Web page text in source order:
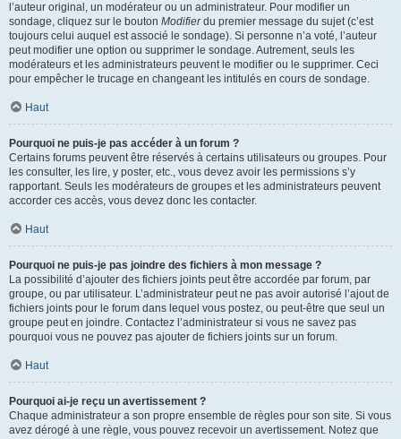
l’auteur original, un modérateur ou un administrateur. Pour modifier un
sondage, cliquez sur le bouton Modifierdu premier message du sujet (c’est
toujours celui auquel est associé le sondage). Si personne n’a voté, l’auteur
peut modifier une option ou supprimer le sondage. Autrement, seuls les
modérateurs et les administrateurs peuvent le modifier ou le supprimer. Ceci
pour empêcher le trucage en changeant les intitulés en cours de sondage.
Haut
Pourquoi ne puis-je pas accéder à un forum ?
Certains forums peuvent être réservés à certains utilisateurs ou groupes. Pour
les consulter, les lire, y poster, etc., vous devez avoir les permissions s’y
rapportant. Seuls les modérateurs de groupes et les administrateurs peuvent
accorder ces accès, vous devez donc les contacter.
Haut
Pourquoi ne puis-je pas joindre des fichiers à mon message ?
La possibilité d’ajouter des fichiers joints peut être accordée par forum, par
groupe, ou par utilisateur. L’administrateur peut ne pas avoir autorisé l’ajout de
fichiers joints pour le forum dans lequel vous postez, ou peut-être que seul un
groupe peut en joindre. Contactez l’administrateur si vous ne savez pas
pourquoi vous ne pouvez pas ajouter de fichiers joints sur un forum.
Haut
Pourquoi ai-je reçu un avertissement ?
Chaque administrateur a son propre ensemble de règles pour son site. Si vous
avez dérogé à une règle, vous pouvez recevoir un avertissement. Notez que